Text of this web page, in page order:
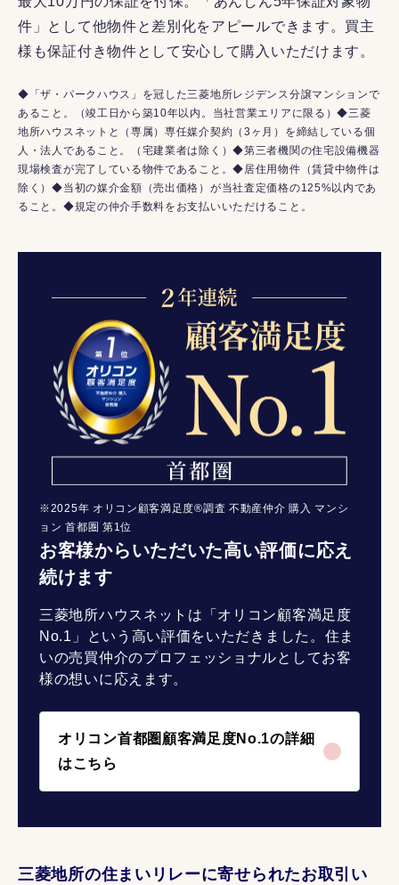
件」として他物件と差別化をアピールできます。買主
様も保証付き物件として安心して購入いただけます。
◆「ザ・パークハウス」を冠した三菱地所レジデンス分譲マンションで
あること。（竣工日から築10年以内。当社営業エリアに限る）◆三菱
地所ハウスネットと（専属）専任媒介契約（3ヶ月）を締結している個
人・法人であること。（宅建業者は除く）◆第三者機関の住宅設備機器
現場検査が完了している物件であること。◆居住用物件（賃貸中物件は
除く）◆当初の媒介金額（売出価格）が当社査定価格の125%以内であ
ること。◆規定の仲介手数料をお支払いいただけること。
お客様からいただいた高い評価に応え
続けます
三菱地所ハウスネットは「オリコン顧客満足度
No.1」という高い評価をいただきました。住ま
いの売買仲介のプロフェッショナルとしてお客
様の想いに応えます。
オリコン首都圏顧客満足度No.1の詳細
はこちら
※2025年 オリコン顧客満足度®調査 不動産仲介 購入 マンシ
ョン 首都圏 第1位
三菱地所の住まいリレーに寄せられたお取引い